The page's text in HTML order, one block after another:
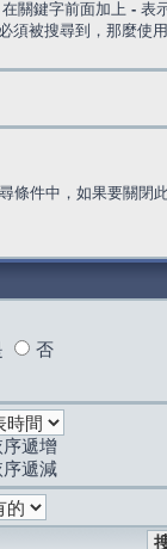
關鍵字前面加上 - 表
須被搜尋到，那麼使
條件中，如果要關閉
否
序遞增
序遞減